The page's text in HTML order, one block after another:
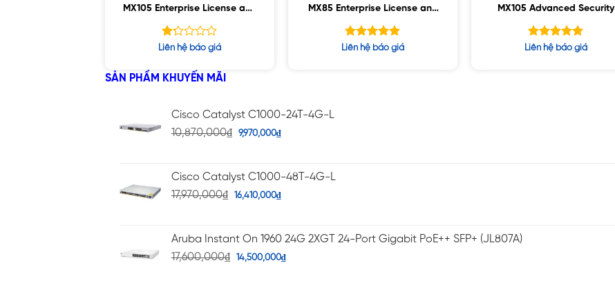
MX105 Enterprise License and
Support, 5YR
Được
1.26
Liên hệ báo giá
MX85 Enterprise License and
Support, 3YR
Được xếp
Liên hệ báo giá
MX105 Advanced Security
License and Support, 3YR
Được xếp
Liên hệ báo giá
SẢN PHẨM KHUYẾN MÃI
Cisco Catalyst C1000-24T-4G-L
10,870,000₫ 9,970,000₫
Cisco Catalyst C1000-48T-4G-L
17,970,000₫ 16,410,000₫
Aruba Instant On 1960 24G 2XGT 24-Port Gigabit PoE++ SFP+ (JL807A)
17,600,000₫ 14,500,000₫